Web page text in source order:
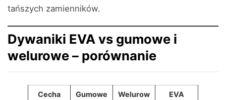
tańszych zamienników.
Dywaniki EVA vs gumowe i
welurowe – porównanie
Cecha Gumowe
Welurow
EVA